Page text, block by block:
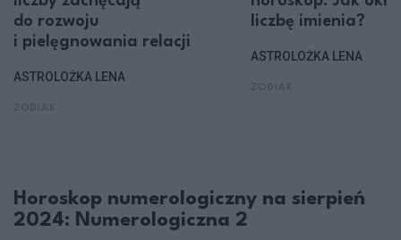
do rozwoju
i pielęgnowania relacji
ASTROLOŻKA LENA
liczbę imienia?
ASTROLOŻKA LENA
Horoskop numerologiczny na sierpień
2024: Numerologiczna 2